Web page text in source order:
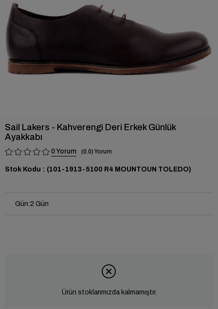
Sail Lakers - Kahverengi Deri Erkek Günlük
Ayakkabı
0 0.0
Stok Kodu (101-1913-5100 R4 MOUNTOUN TOLEDO)
Gün:2 Gün
Ürün stoklarımızda kalmamıştır.